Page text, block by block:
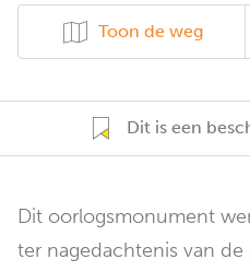
Toon de weg
Dit is een
Dit oorlogsmonument
ter nagedachtenis van